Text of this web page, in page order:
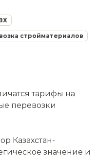
стройматериалов
тарифы на
перевозки
Казахстан-
значение и